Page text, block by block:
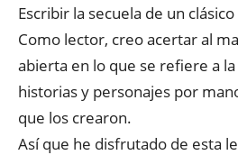
Escribir la secuela de un
Como lector, creo acertar al
abierta en lo que se refiere a
historias y personajes por
que los crearon.
Así que he disfrutado de esta